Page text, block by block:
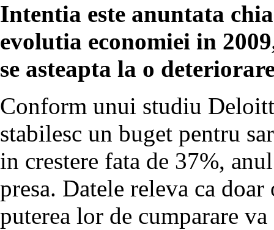
Intentia este anuntata
evolutia economiei in
se asteapta la o
Conform unui studiu
stabilesc un buget pentru
in crestere fata de 37%,
presa. Datele releva ca
puterea lor de cumparare